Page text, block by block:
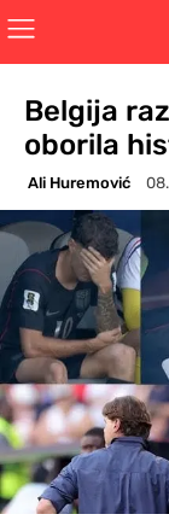
Belgija
oborila
Ali Huremović